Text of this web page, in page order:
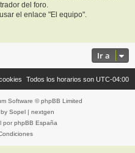
del foro.
el enlace "El equipo".
Ir a
Todos los horarios son UTC-04:00
Software © phpBB Limited
Sopel| nextgen
por phpBB España